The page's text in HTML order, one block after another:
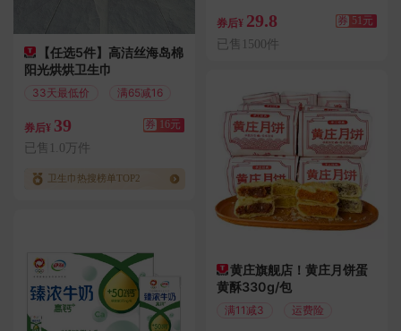
【任选5件】高洁丝海岛棉
阳光烘烘卫生巾
33天最低价 满65减16
券后¥ 39 券 16元
已售1.0万件
卫生巾热搜榜单TOP2
券后¥ 29.8 券 51元
已售1500件
黄庄旗舰店！黄庄月饼蛋
黄酥330g/包
满11减3 运费险